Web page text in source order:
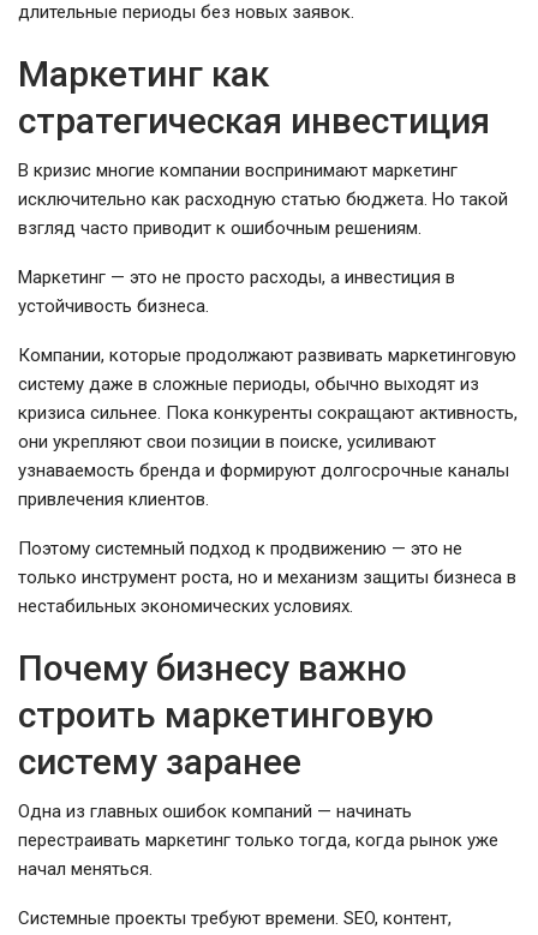
длительные периоды без новых заявок.
Маркетинг как
стратегическая инвестиция
В кризис многие компании воспринимают маркетинг
исключительно как расходную статью бюджета. Но такой
взгляд часто приводит к ошибочным решениям.
Маркетинг — это не просто расходы, а инвестиция в
устойчивость бизнеса.
Компании, которые продолжают развивать маркетинговую
систему даже в сложные периоды, обычно выходят из
кризиса сильнее. Пока конкуренты сокращают активность,
они укрепляют свои позиции в поиске, усиливают
узнаваемость бренда и формируют долгосрочные каналы
привлечения клиентов.
Поэтому системный подход к продвижению — это не
только инструмент роста, но и механизм защиты бизнеса в
нестабильных экономических условиях.
Почему бизнесу важно
строить маркетинговую
систему заранее
Одна из главных ошибок компаний — начинать
перестраивать маркетинг только тогда, когда рынок уже
начал меняться.
Системные проекты требуют времени. SEO, контент,